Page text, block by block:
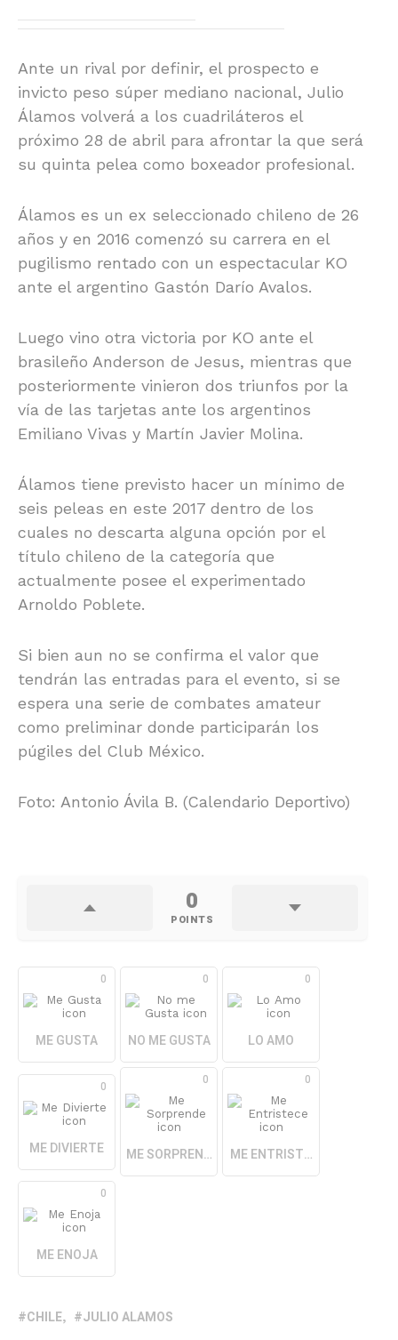
Ante un rival por definir, el prospecto e
invicto peso súper mediano nacional, Julio
Álamos volverá a los cuadriláteros el
próximo 28 de abril para afrontar la que será
su quinta pelea como boxeador profesional.
Álamos es un ex seleccionado chileno de 26
años y en 2016 comenzó su carrera en el
pugilismo rentado con un espectacular KO
ante el argentino Gastón Darío Avalos.
Luego vino otra victoria por KO ante el
brasileño Anderson de Jesus, mientras que
posteriormente vinieron dos triunfos por la
vía de las tarjetas ante los argentinos
Emiliano Vivas y Martín Javier Molina.
Álamos tiene previsto hacer un mínimo de
seis peleas en este 2017 dentro de los
cuales no descarta alguna opción por el
título chileno de la categoría que
actualmente posee el experimentado
Arnoldo Poblete.
Si bien aun no se confirma el valor que
tendrán las entradas para el evento, si se
espera una serie de combates amateur
como preliminar donde participarán los
púgiles del Club México.
Foto: Antonio Ávila B. (Calendario Deportivo)
0
POINTS
0
ME GUSTA
0
NO ME GUSTA
0
LO AMO
0
ME DIVIERTE
0
ME SORPRENDE
0
ME ENTRISTECE
0
ME ENOJA
CHILE JULIO ALAMOS